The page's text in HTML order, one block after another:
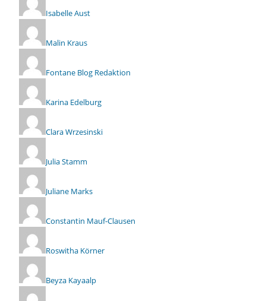
Isabelle Aust
Malin Kraus
Fontane Blog Redaktion
Karina Edelburg
Clara Wrzesinski
Julia Stamm
Juliane Marks
Constantin Mauf-Clausen
Roswitha Körner
Beyza Kayaalp